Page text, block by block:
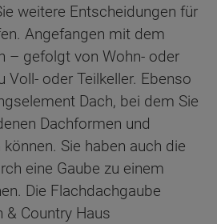
weitere Entscheidungen für
Angefangen mit dem
– gefolgt von Wohn- oder
Voll- oder Teilkeller. Ebenso
Dach, bei dem Sie
Dachformen und
Sie haben auch die
eine Gaube zu einem
Die Flachdachgaube
& Country Haus